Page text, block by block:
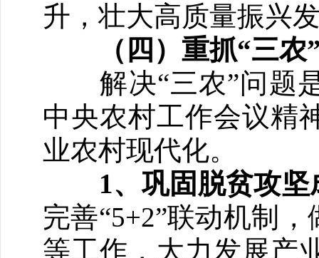
升，壮大高质量振兴
（四）重抓“三
解决“三农”问题是
中央农村工作会议精
业农村现代化。
1、巩固脱贫攻坚
完善“5+2”联动机制
等工作，大力发展产